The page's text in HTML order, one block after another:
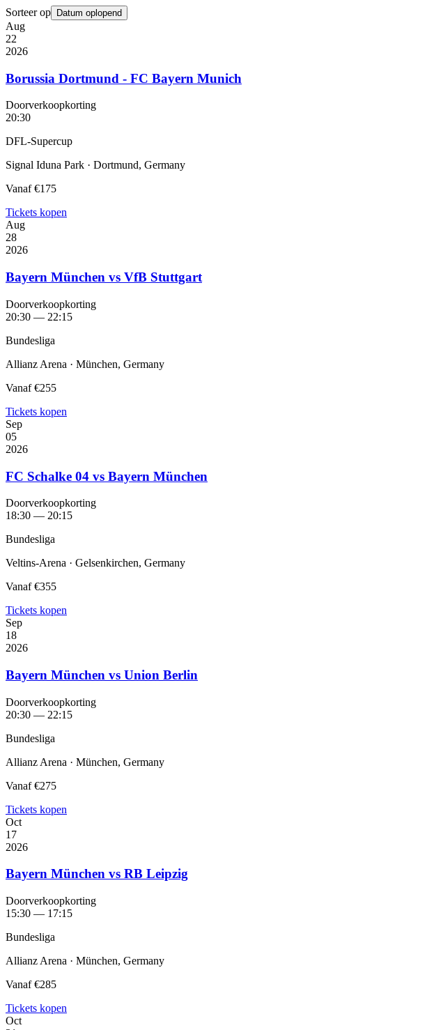
Sorteer op Datum oplopend
Aug
22
2026
Borussia Dortmund - FC Bayern Munich
Doorverkoopkorting
20:30
DFL-Supercup
Signal Iduna Park · Dortmund, Germany
Vanaf€175
Tickets kopen
Aug
28
2026
Bayern München vs VfB Stuttgart
Doorverkoopkorting
20:30 — 22:15
Bundesliga
Allianz Arena · München, Germany
Vanaf€255
Tickets kopen
Sep
05
2026
FC Schalke 04 vs Bayern München
Doorverkoopkorting
18:30 — 20:15
Bundesliga
Veltins-Arena · Gelsenkirchen, Germany
Vanaf€355
Tickets kopen
Sep
18
2026
Bayern München vs Union Berlin
Doorverkoopkorting
20:30 — 22:15
Bundesliga
Allianz Arena · München, Germany
Vanaf€275
Tickets kopen
Oct
17
2026
Bayern München vs RB Leipzig
Doorverkoopkorting
15:30 — 17:15
Bundesliga
Allianz Arena · München, Germany
Vanaf€285
Tickets kopen
Oct